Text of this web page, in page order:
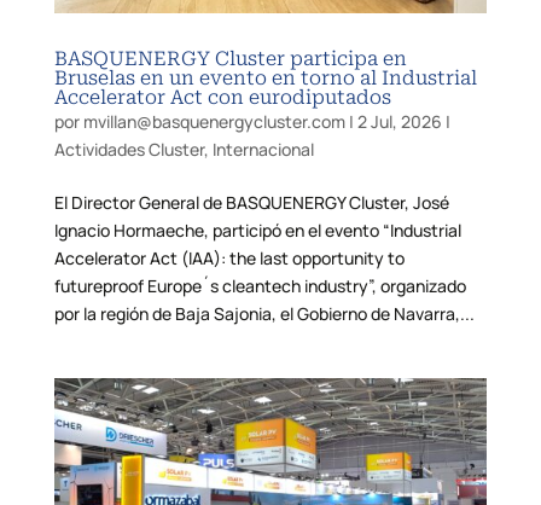
BASQUENERGY Cluster participa en
Bruselas en un evento en torno al Industrial
Accelerator Act con eurodiputados
por mvillan@basquenergycluster.com| 2 Jul, 2026 |
Actividades Cluster, Internacional
El Director General de BASQUENERGY Cluster, José
Ignacio Hormaeche, participó en el evento “Industrial
Accelerator Act (IAA): the last opportunity to
futureproof Europe´s cleantech industry”, organizado
por la región de Baja Sajonia, el Gobierno de Navarra,...